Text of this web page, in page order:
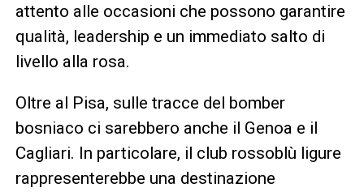
attento alle occasioni che possono garantire
qualità, leadership e un immediato salto di
livello alla rosa.
Oltre al Pisa, sulle tracce del bomber
bosniaco ci sarebbero anche il Genoa e il
Cagliari. In particolare, il club rossoblù ligure
rappresenterebbe una destinazione